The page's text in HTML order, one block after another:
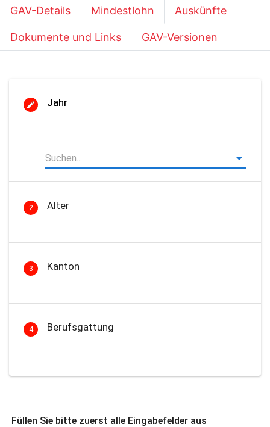
GAV-Details Mindestlohn Auskünfte
Dokumente und Links GAV-Versionen
Jahr
2 Alter
3 Kanton
4 Berufsgattung
Füllen Sie bitte zuerst alle Eingabefelder aus